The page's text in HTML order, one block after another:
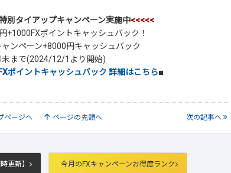
別タイアップキャンペーン実施中<<<<<
ポイントキャッシュバック！
ンペーン+8000円キャッシュバック
まで(2024/12/1より開始)
ポイントキャッシュバック 詳細はこちら■
ページへ ページの先頭へ 次の記事へ
更新】 今月のFXキャンペーンお得度ランク